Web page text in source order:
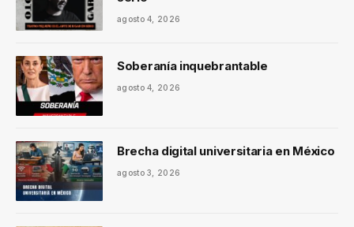
agosto 4, 2026
Soberanía inquebrantable
agosto 4, 2026
Brecha digital universitaria en México
agosto 3, 2026